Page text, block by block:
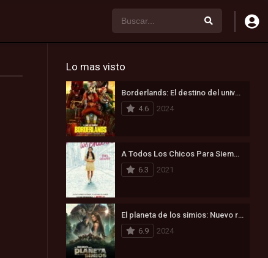
Lo mas visto
Borderlands: El destino del universo está en juego (2024)
4.6
2024
A Todos Los Chicos Para Siempre (2021)
6.3
2021
El planeta de los simios: Nuevo reino (2024)
6.9
2024